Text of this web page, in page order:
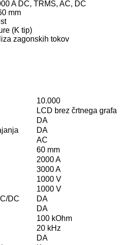
A DC, TRMS, AC, DC
mm
(K tip)
zagonskih tokov
10.000
LCD brez črtnega grafa
DA
DA
AC
60 mm
2000 A
3000 A
1000 V
1000 V
DC
DA
DA
100 kOhm
20 kHz
DA